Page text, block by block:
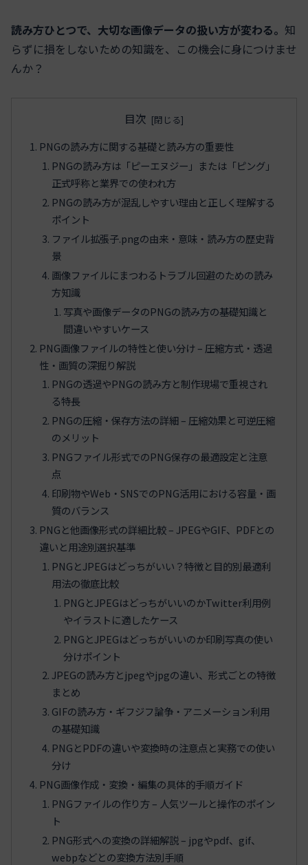
読み方ひとつで、大切な画像データの扱い方が変わる。 知
らずに損をしないための知識を、この機会に身につけませ
んか？
目次
PNGの読み方に関する基礎と読み方の重要性
PNGの読み方は「ピーエヌジー」または「ピング」
正式呼称と業界での使われ方
PNGの読み方が混乱しやすい理由と正しく理解する
ポイント
ファイル拡張子.pngの由来・意味・読み方の歴史背
景
画像ファイルにまつわるトラブル回避のための読み
方知識
写真や画像データのPNGの読み方の基礎知識と
間違いやすいケース
PNG画像ファイルの特性と使い分け – 圧縮方式・透過
性・画質の深掘り解説
PNGの透過やPNGの読み方と制作現場で重視され
る特長
PNGの圧縮・保存方法の詳細 – 圧縮効果と可逆圧縮
のメリット
PNGファイル形式でのPNG保存の最適設定と注意
点
印刷物やWeb・SNSでのPNG活用における容量・画
質のバランス
PNGと他画像形式の詳細比較 – JPEGやGIF、PDFとの
違いと用途別選択基準
PNGとJPEGはどっちがいい？特徴と目的別最適利
用法の徹底比較
PNGとJPEGはどっちがいいのかTwitter利用例
やイラストに適したケース
PNGとJPEGはどっちがいいのか印刷写真の使い
分けポイント
JPEGの読み方とjpegやjpgの違い、形式ごとの特徴
まとめ
GIFの読み方・ギフジフ論争・アニメーション利用
の基礎知識
PNGとPDFの違いや変換時の注意点と実務での使い
分け
PNG画像作成・変換・編集の具体的手順ガイド
PNGファイルの作り方 – 人気ツールと操作のポイン
ト
PNG形式への変換の詳細解説 – jpgやpdf、gif、
webpなどとの変換方法別手順